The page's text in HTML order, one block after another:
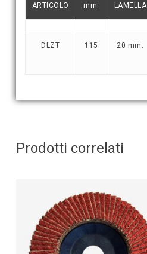
ARTICOLO mm. LAMELLA
DLZT 115 20 mm.
Prodotti correlati